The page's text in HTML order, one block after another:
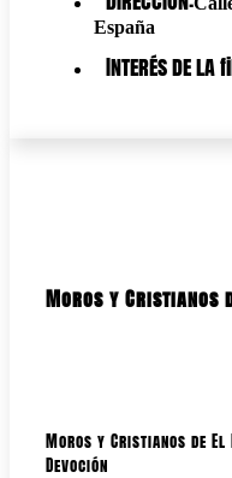
España
Interés de la
Moros y Cristianos
Moros y Cristianos de
Devoción